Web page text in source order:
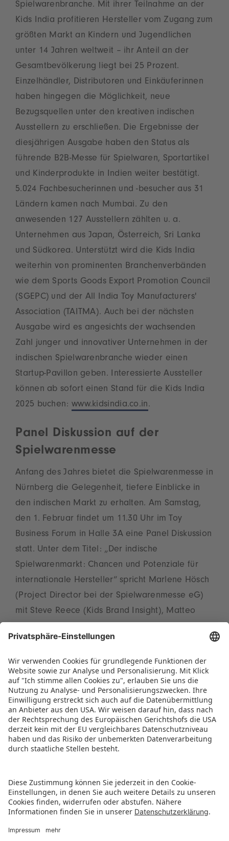
Spielwarenbranche. Mit ihrer Teilnahme an der
Kids India profitieren Hersteller vom Zugang zum
größten Markt an Kindern und Jugendlichen
unter 14 Jahren weltweit – ihr Anteil an der
Gesamtbevölkerung liegt bei 25 Prozent.
Einzelhändler, Distributoren und Einkäuferinnen
haben hingegen die Möglichkeit, neue
Bezugsquellen unter den kreativen indischen
Ausstellern zu erschließen. Die Ergebnisse der
diesjährigen Ausgabe haben den Status als
führende B2B-Messe für Spielwaren, Sportartikel
und Kinderprodukte in Indien weiter bestätigt.
5.024 Fachbesucherinnen und ‑besucher aus 31
Ländern kamen nach Mumbai. Zu den
anwesenden 127 Ausstellern zählten u. a.
Unternehmen aus Japan, Österreich, Sri Lanka
und Südkorea. Unterstützt wird die Kids India
weiterhin von prominenten Branchenverbänden
wie dem Sports Goods Export Promotion Council
(SGEPC) und der All India Toy Manufacturers'
Association (TAITMA). Auch bei der nächsten
Ausgabe wird es angesichts der wachsenden
Zahl junger und innovativer Unternehmen in der
indischen Spielwarenbranche wieder einen
Startup-Pavillon geben. Interessierte Aussteller
können ab sofort einen Stand für die Kids India
2025 buchen: www.kidsindia.co.in.
Panel Diskussion auf der
Spielwarenmesse
Anfang des Jahres bietet die Spielwarenmesse in
Nürnberg die Gelegenheit, tiefere Einblicke in
den indischen Markt zu erhalten. Am Samstag,
den 1. Februar findet um 11.30 Uhr im Toy
Business Forum in Halle 3A eine Panel Diskussion
statt. Unter dem Titel: „Der indische
Spielwarenmarkt: Chancen und Potenziale für
internationale Hersteller“ spricht Marlene Hösch
(Project Director bei der Spielwarenmesse eG)
mit Steve Reece (Kids Brand Insight), Matteo
indischen Spielwarenhersteller über
Markteintrittsstrategien und Indiens Potenzial als
Produktionsstandort. Im Anschluss laden das
Podium und Tanu Ailawadi zum lockeren Get-
together im Toy Business Forum ein.
PRESSEMITTEILUNG ALS PDF HERUNTERLADEN